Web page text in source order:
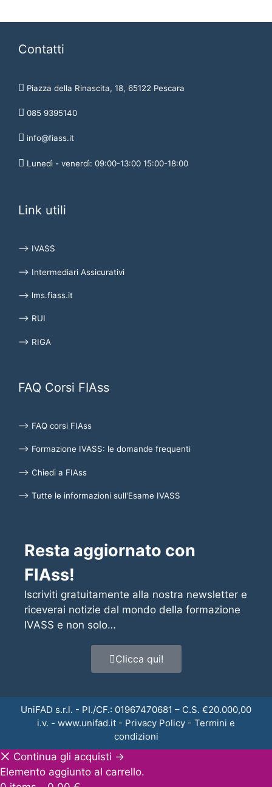
Contatti
Piazza della Rinascita, 18, 65122 Pescara
085 9395140
info@fiass.it
Lunedì - venerdì: 09:00-13:00 15:00-18:00
Link utili
⟶ IVASS
⟶ Intermediari Assicurativi
⟶ lms.fiass.it
⟶ RUI
⟶ RIGA
FAQ Corsi FIAss
⟶ FAQ corsi FIAss
⟶ Formazione IVASS: le domande frequenti
⟶ Chiedi a FIAss
⟶ Tutte le informazioni sull'Esame IVASS
Resta aggiornato con
FIAss!
Iscriviti gratuitamente alla nostra newsletter e
riceverai notizie dal mondo della formazione
IVASS e non solo…
Clicca qui!
UniFAD s.r.l. - PI./CF.: 01967470681 – C.S. €20.000,00
i.v. - www.unifad.it - Privacy Policy - Termini e
condizioni
Continua gli acquisti →
Elemento aggiunto al carrello.